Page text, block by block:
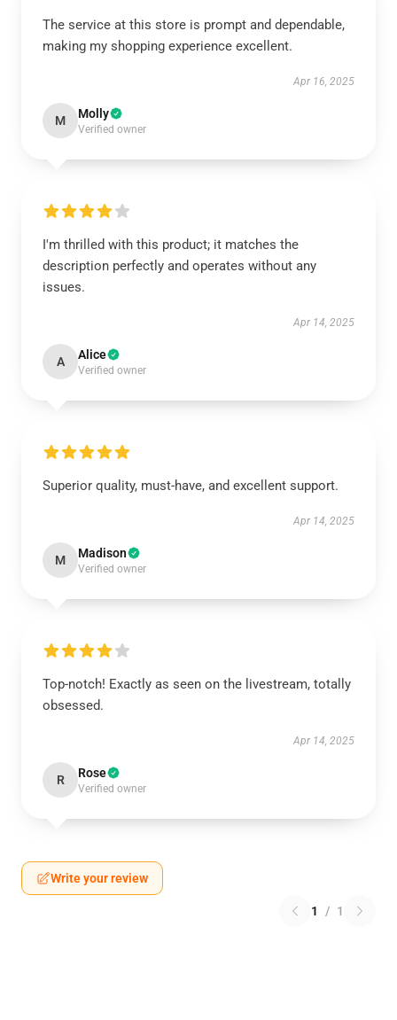
The service at this store is prompt and dependable,
making my shopping experience excellent.
Apr 16, 2025
M Molly
Verified owner
I'm thrilled with this product; it matches the
description perfectly and operates without any
issues.
Apr 14, 2025
A Alice
Verified owner
Superior quality, must-have, and excellent support.
Apr 14, 2025
M Madison
Verified owner
Top-notch! Exactly as seen on the livestream, totally
obsessed.
Apr 14, 2025
R Rose
Verified owner
Write your review
1 / 1